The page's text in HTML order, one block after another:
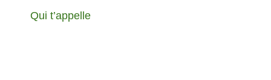
Qui t’appelle